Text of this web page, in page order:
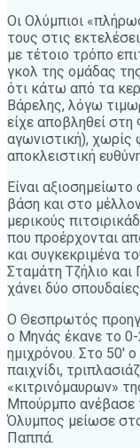
Οι Ολύμπιοι
τους στις
με τέτοιο τρόπο
γκολ της ομάδας
ότι κάτω από τα
Βάρελης, λόγω
είχε αποβληθεί
αγωνιστική), χωρίς
αποκλειστική
Είναι
βάση και στο
μερικούς
που προέρχονται
και συγκεκριμένα
Σταμάτη Τζήλιο και
χάνει δύο
Ο Θεσπρωτός
ο Μηνάς έκανε το
ημιχρόνου. Στο 50′
παιχνίδι,
«κιτρινόμαυρων»
Μπούρμπο ανέβασε
Όλυμπος μείωσε
Παππά.